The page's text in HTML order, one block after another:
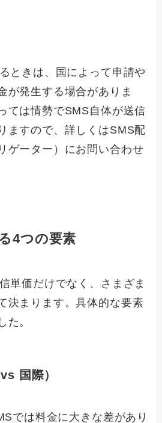
ときは、国によって申請や
が発生する場合がありま
ては情勢でSMS自体が送信
ますので、詳しくはSMS配
ゲーター）にお問い合わせ
4つの要素
単価だけでなく、さまざま
決まります。具体的な要素
た。
国際）
では料金に大きな差があり